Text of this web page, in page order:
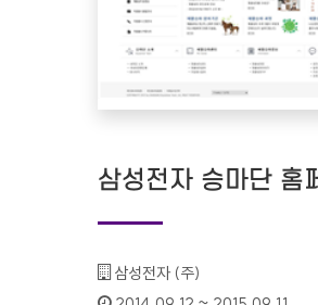
삼성전자 승마단 홈
기관명 :
삼성전자 (주)